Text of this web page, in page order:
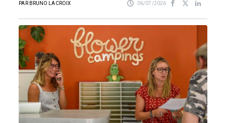
PAR BRUNO LACROIX 06/07/2026